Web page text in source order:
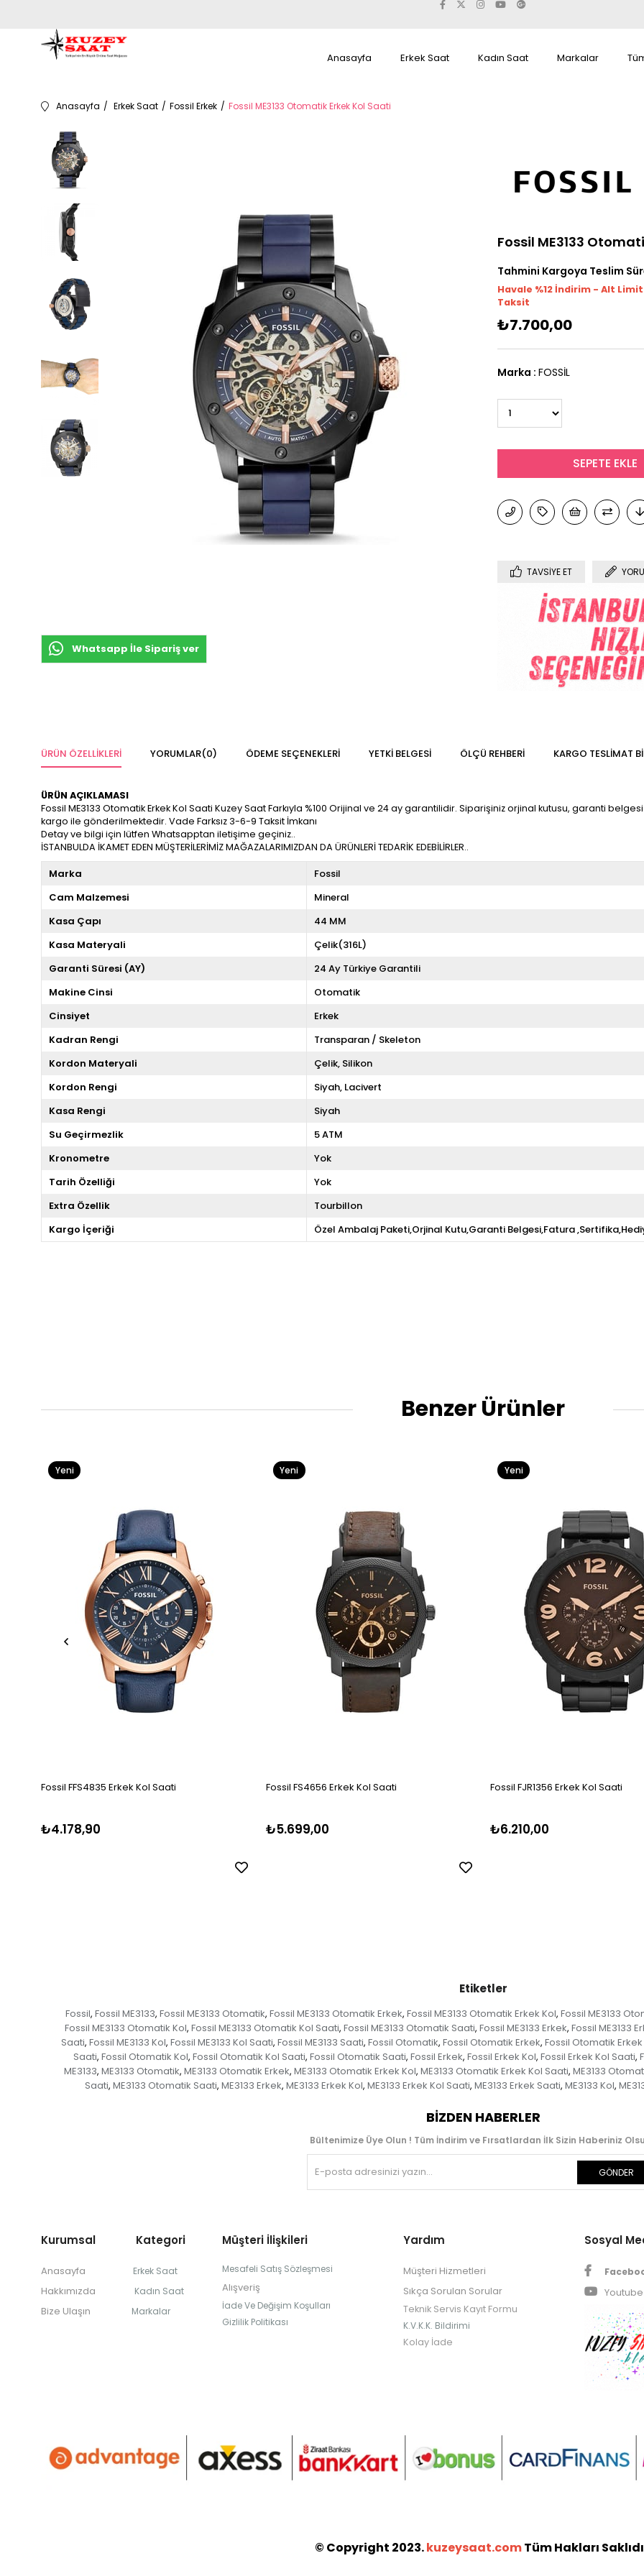
Anasayfa Erkek Saat Kadın Saat Markalar
Anasayfa Erkek Saat Fossil Erkek Fossil ME3133 Otomatik Erkek Kol Saati
Whatsapp İle Sipariş ver
Fossil ME3133
Tahmini Kargoya Teslim
Havale %12 İndirim - Alt Limit
Taksit
₺7.700,00
Marka : FOSSİL
TAVSIYE ET
ÜRÜN ÖZELLIKLERI YORUMLAR(0) ÖDEME SEÇENEKLERI YETKİ BELGESİ ÖLÇÜ REHBERI KARGO TESLIMAT
ÜRÜN AÇIKLAMASI
Fossil ME3133 Otomatik Erkek Kol Saati Kuzey Saat Farkıyla %100 Orijinal ve 24 ay garantilidir. Siparişiniz orjinal kutusu, garanti
kargo ile gönderilmektedir. Vade Farksız 3-6-9 Taksit İmkanı
Detay ve bilgi için lütfen Whatsapptan iletişime geçiniz..
İSTANBULDA İKAMET EDEN MÜŞTERİLERİMİZ MAĞAZALARIMIZDAN DA ÜRÜNLERİ TEDARİK EDEBİLİRLER..
Marka
Fossil
Cam Malzemesi
Mineral
Kasa Çapı
44 MM
Kasa Materyali
Çelik(316L)
Garanti Süresi (AY)
24 Ay Türkiye Garantili
Makine Cinsi
Otomatik
Cinsiyet
Erkek
Kadran Rengi
Transparan / Skeleton
Kordon Materyali
Çelik Silikon
Kordon Rengi
Siyah Lacivert
Kasa Rengi
Siyah
Su Geçirmezlik
5 ATM
Kronometre
Yok
Tarih Özelliği
Yok
Extra Özellik
Tourbillon
Kargo İçeriği
Özel Ambalaj Paketi,Orjinal Kutu,Garanti Belgesi,Fatura
Benzer Ürünler
Fossil FFS4835 Erkek Kol Saati
₺4.178,90
Yeni
Fossil FS4656 Erkek Kol Saati
₺5.699,00
Yeni
Fossil FJR1356 Erkek Kol Saati
₺6.210,00
Yeni
Etiketler
Fossil, Fossil ME3133, Fossil ME3133 Otomatik, Fossil ME3133 Otomatik Erkek, Fossil ME3133 Otomatik Erkek Kol, Fossil ME3133
Fossil ME3133 Otomatik Kol, Fossil ME3133 Otomatik Kol Saati, Fossil ME3133 Otomatik Saati, Fossil ME3133 Erkek, Fossil ME3133
Saati, Fossil ME3133 Kol, Fossil ME3133 Kol Saati, Fossil ME3133 Saati, Fossil Otomatik, Fossil Otomatik Erkek, Fossil Otomatik Erkek
Saati, Fossil Otomatik Kol, Fossil Otomatik Kol Saati, Fossil Otomatik Saati, Fossil Erkek, Fossil Erkek Kol, Fossil Erkek Kol Saati,
ME3133, ME3133 Otomatik, ME3133 Otomatik Erkek, ME3133 Otomatik Erkek Kol, ME3133 Otomatik Erkek Kol Saati, ME3133
Saati, ME3133 Otomatik Saati, ME3133 Erkek, ME3133 Erkek Kol, ME3133 Erkek Kol Saati, ME3133 Erkek Saati, ME3133 Kol,
BIZDEN HABERLER
Bültenimize Üye Olun ! Tüm İndirim ve Fırsatlardan İlk Sizin Haberiniz
GÖNDER
Kurumsal Kategori
Anasayfa Erkek Saat
Hakkımızda Kadın Saat
Bize Ulaşın Markalar
Müşteri İlişkileri
Mesafeli Satış Sözleşmesi
Alışveriş
İade Ve Değişim Koşulları
Gizlilik Politikası
Yardım
Müşteri Hizmetleri
Sıkça Sorulan Sorular
Teknik Servis Kayıt Formu
K.V.K.K. Bildirimi
Kolay İade
Sosyal
Youtube
© Copyright 2023.kuzeysaat.comTüm Hakları